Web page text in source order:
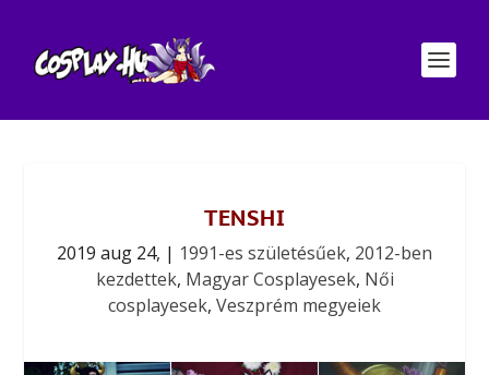
TENSHI
2019 aug 24, | 1991-es születésűek, 2012-ben
kezdettek, Magyar Cosplayesek, Női
cosplayesek, Veszprém megyeiek